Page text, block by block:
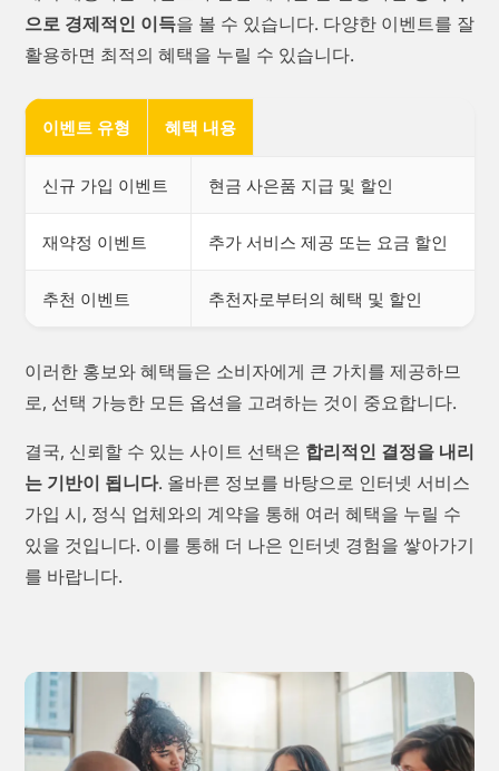
으로 경제적인 이득을 볼 수 있습니다. 다양한 이벤트를 잘
활용하면 최적의 혜택을 누릴 수 있습니다.
이벤트 유형 혜택 내용
신규 가입 이벤트 현금 사은품 지급 및 할인
재약정 이벤트 추가 서비스 제공 또는 요금 할인
추천 이벤트 추천자로부터의 혜택 및 할인
이러한 홍보와 혜택들은 소비자에게 큰 가치를 제공하므
로, 선택 가능한 모든 옵션을 고려하는 것이 중요합니다.
결국, 신뢰할 수 있는 사이트 선택은 합리적인 결정을 내리
는 기반이 됩니다. 올바른 정보를 바탕으로 인터넷 서비스
가입 시, 정식 업체와의 계약을 통해 여러 혜택을 누릴 수
있을 것입니다. 이를 통해 더 나은 인터넷 경험을 쌓아가기
를 바랍니다.